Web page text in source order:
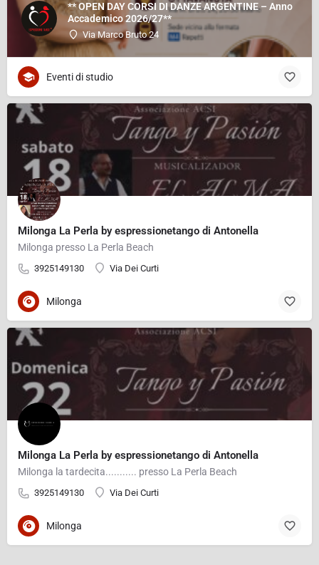
** OPEN DAY CORSI DI DANZE ARGENTINE – Anno
Accademico 2026/27**
Via Marco Bruto 24
Eventi di studio
Milonga La Perla by espressionetango di Antonella
Milonga presso La Perla Beach
3925149130 Via Dei Curti
Milonga
Milonga La Perla by espressionetango di Antonella
Milonga la tardecita........... presso La Perla Beach
3925149130 Via Dei Curti
Milonga